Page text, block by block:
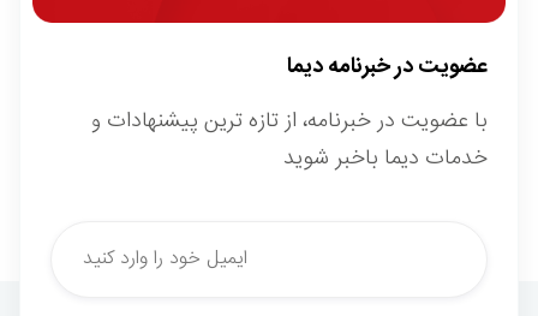
عضویت در خبرنامه دیما
با عضویت در خبرنامه، از تازه ترین پیشنهادات و
خدمات دیما باخبر شوید